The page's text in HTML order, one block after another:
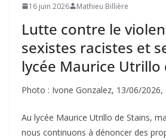
16 juin 2026 Mathieu Billière
Lutte contre le
sexistes racistes et
lycée Maurice Utrillo
Photo : Ivone Gonzalez, 13/06/2026,
Au lycée Maurice Utrillo de Stains,
nous continuons à dénoncer des